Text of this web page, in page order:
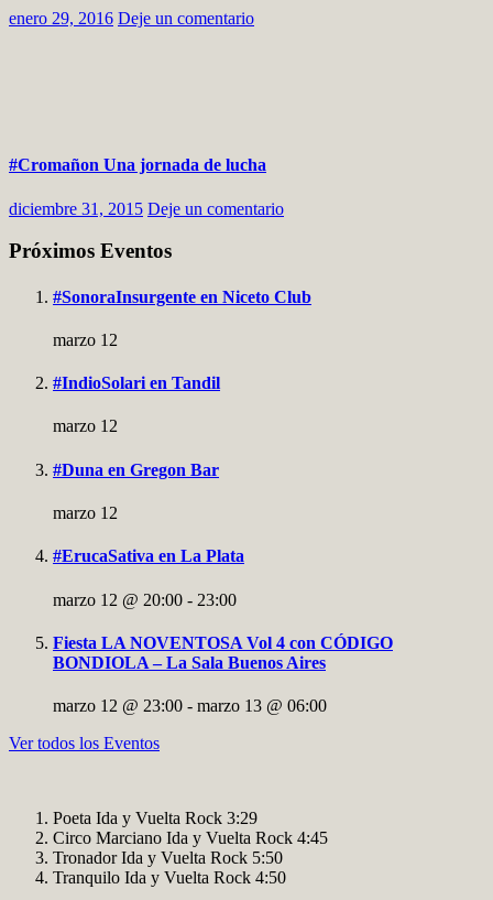
enero 29, 2016 Deje un comentario
#Cromañon Una jornada de lucha
diciembre 31, 2015 Deje un comentario
Próximos Eventos
#SonoraInsurgente en Niceto Club
marzo 12
#IndioSolari en Tandil
marzo 12
#Duna en Gregon Bar
marzo 12
#ErucaSativa en La Plata
marzo 12 @ 20:00 - 23:00
Fiesta LA NOVENTOSA Vol 4 con CÓDIGO
BONDIOLA – La Sala Buenos Aires
marzo 12 @ 23:00 - marzo 13 @ 06:00
Ver todos los Eventos
Poeta Ida y Vuelta Rock 3:29
Circo Marciano Ida y Vuelta Rock 4:45
Tronador Ida y Vuelta Rock 5:50
Tranquilo Ida y Vuelta Rock 4:50